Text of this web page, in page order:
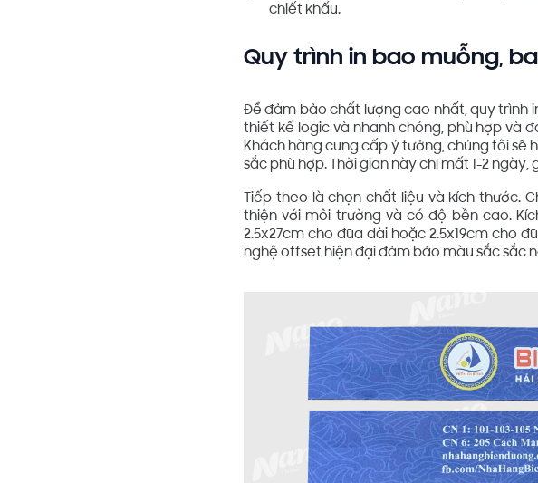
chiết khấu.
Quy trình in bao muỗng,
Để đảm bảo chất lượng cao nhất, quy trình
thiết kế logic và nhanh chóng, phù hợp và
Khách hàng cung cấp ý tưởng, chúng tôi sẽ
sắc phù hợp. Thời gian này chỉ mất 1-2
Tiếp theo là chọn chất liệu và kích thước.
thiện với môi trường và có độ bền cao.
2.5x27cm cho đũa dài hoặc 2.5x19cm cho
nghệ offset hiện đại đảm bảo màu sắc sắc